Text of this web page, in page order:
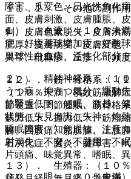
障害、爪変色、日光性角化
面、皮膚刺激、皮膚腫脹、
剰、皮膚色素脱失、皮膚潰
肥厚、皮膚病変、皮膚変色
異常、粃糠疹、丘疹、（頻
１２）． 筋・骨格系：（
（１０％未満）横紋筋融解
節硬直、関節腫脹、筋骨格
筋力低下、握力低下、筋痙
解、四肢痛、脂肪腫、上肢
石灰化症、腱炎、腱障害、
１３）． 生殖器：（１０％
１１．２． その他の副作用
１）． 血液：（１０％未
症、好塩基球増加症、好酸
単球性白血病、活性化部分
２）． 精神神経系：（１０
うつ病、抑うつ気分、運動
筋緊張低下、傾眠、激越、
状態、失見当識、失神、灼
睡眠障害、知覚過敏、注意
射消失、不安、不器用、不
片頭痛、味覚異常、嗜眠、異
３）． 眼：（１０％未満